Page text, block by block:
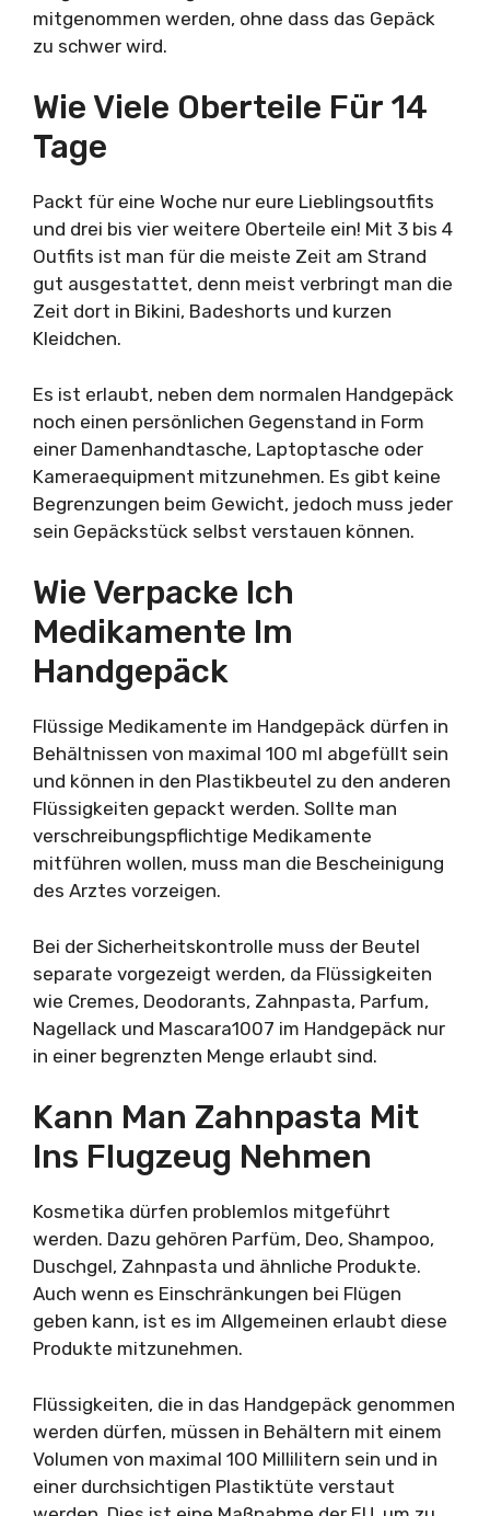
mitgenommen werden, ohne dass das Gepäck
zu schwer wird.
Wie Viele Oberteile Für 14
Tage
Packt für eine Woche nur eure Lieblingsoutfits
und drei bis vier weitere Oberteile ein! Mit 3 bis 4
Outfits ist man für die meiste Zeit am Strand
gut ausgestattet, denn meist verbringt man die
Zeit dort in Bikini, Badeshorts und kurzen
Kleidchen.
Es ist erlaubt, neben dem normalen Handgepäck
noch einen persönlichen Gegenstand in Form
einer Damenhandtasche, Laptoptasche oder
Kameraequipment mitzunehmen. Es gibt keine
Begrenzungen beim Gewicht, jedoch muss jeder
sein Gepäckstück selbst verstauen können.
Wie Verpacke Ich
Medikamente Im
Handgepäck
Flüssige Medikamente im Handgepäck dürfen in
Behältnissen von maximal 100 ml abgefüllt sein
und können in den Plastikbeutel zu den anderen
Flüssigkeiten gepackt werden. Sollte man
verschreibungspflichtige Medikamente
mitführen wollen, muss man die Bescheinigung
des Arztes vorzeigen.
Bei der Sicherheitskontrolle muss der Beutel
separate vorgezeigt werden, da Flüssigkeiten
wie Cremes, Deodorants, Zahnpasta, Parfum,
Nagellack und Mascara1007 im Handgepäck nur
in einer begrenzten Menge erlaubt sind.
Kann Man Zahnpasta Mit
Ins Flugzeug Nehmen
Kosmetika dürfen problemlos mitgeführt
werden. Dazu gehören Parfüm, Deo, Shampoo,
Duschgel, Zahnpasta und ähnliche Produkte.
Auch wenn es Einschränkungen bei Flügen
geben kann, ist es im Allgemeinen erlaubt diese
Produkte mitzunehmen.
Flüssigkeiten, die in das Handgepäck genommen
werden dürfen, müssen in Behältern mit einem
Volumen von maximal 100 Millilitern sein und in
einer durchsichtigen Plastiktüte verstaut